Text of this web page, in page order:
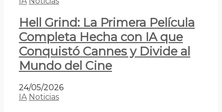
Hell Grind: La Primera Película
Completa Hecha con IA que
Conquistó Cannes y Divide al
Mundo del Cine
24/05/2026
IA Noticias